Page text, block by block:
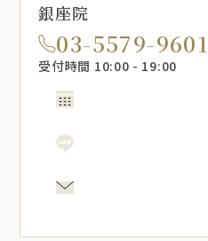
銀座院
03-5579-9601
受付時間 10:00 - 19:00